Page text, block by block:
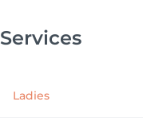
Services
Ladies